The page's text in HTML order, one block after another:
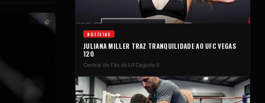
NOTÍCIAS
JULIANA MILLER TRAZ TRANQUILIDADE AO UFC VEGAS
120
Central de Fãs do UFCagosto 6